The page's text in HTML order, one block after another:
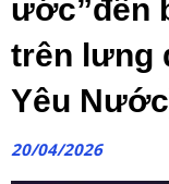
ước”đến
trên lưng
Yêu
20/04/2026